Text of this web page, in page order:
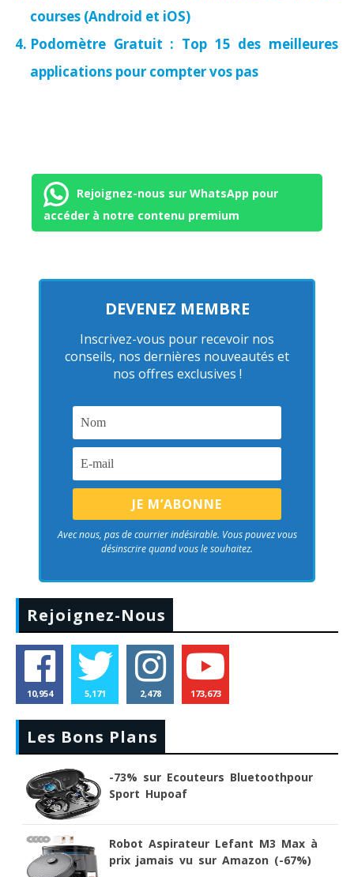
courses (Android et iOS)
Podomètre Gratuit : Top 15 des meilleures
applications pour compter vos pas
Rejoignez-nous sur WhatsApp pour
accéder à notre contenu premium
DEVENEZ MEMBRE
Inscrivez-vous pour recevoir nos
conseils, nos dernières nouveautés et
nos offres exclusives !
Avec nous, pas de courrier indésirable. Vous pouvez vous
désinscrire quand vous le souhaitez.
Rejoignez-Nous
10,954 5,171 2,478 173,673
Les Bons Plans
-73% sur Ecouteurs Bluetoothpour
Sport Hupoaf
Robot Aspirateur Lefant M3 Max à
prix jamais vu sur Amazon (-67%)